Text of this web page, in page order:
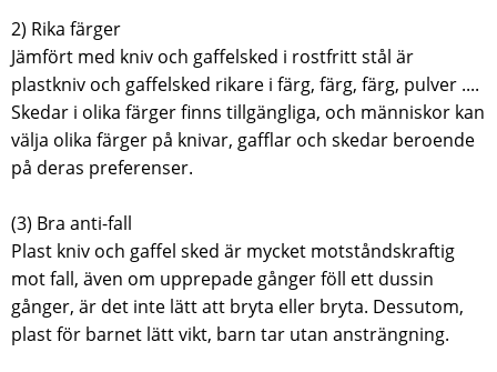
2) Rika färger
Jämfört med kniv och gaffelsked i rostfritt stål är
plastkniv och gaffelsked rikare i färg, färg, färg, pulver ....
Skedar i olika färger finns tillgängliga, och människor kan
välja olika färger på knivar, gafflar och skedar beroende
på deras preferenser.
(3) Bra anti-fall
Plast kniv och gaffel sked är mycket motståndskraftig
mot fall, även om upprepade gånger föll ett dussin
gånger, är det inte lätt att bryta eller bryta. Dessutom,
plast för barnet lätt vikt, barn tar utan ansträngning.